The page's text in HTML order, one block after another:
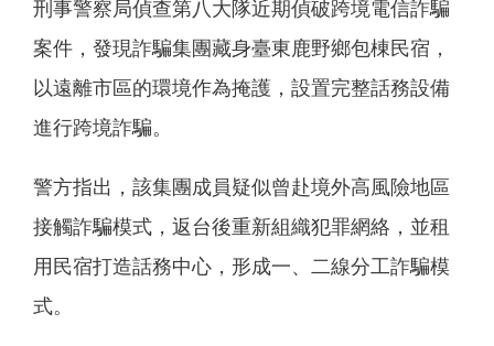
刑事警察局偵查第八大隊近期偵破跨境電信詐騙
案件，發現詐騙集團藏身臺東鹿野鄉包棟民宿，
以遠離市區的環境作為掩護，設置完整話務設備
進行跨境詐騙。
警方指出，該集團成員疑似曾赴境外高風險地區
接觸詐騙模式，返台後重新組織犯罪網絡，並租
用民宿打造話務中心，形成一、二線分工詐騙模
式。